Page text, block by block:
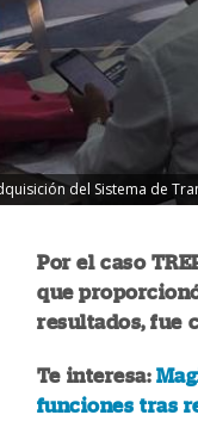
del Sistema de
Por el caso
que
resultados, fue
Te interesa:
funciones tras